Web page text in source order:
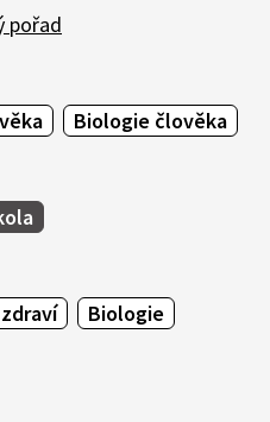
pořad
Biologie člověka
Biologie